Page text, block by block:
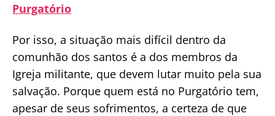
Purgatório
Por isso, a situação mais difícil dentro da
comunhão dos santos é a dos membros da
Igreja militante, que devem lutar muito pela sua
salvação. Porque quem está no Purgatório tem,
apesar de seus sofrimentos, a certeza de que